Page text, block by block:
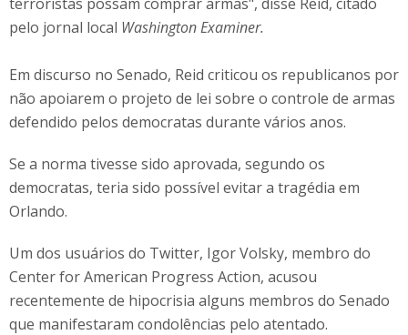
pelo jornal local Washington Examiner.
Em discurso no Senado, Reid criticou os republicanos por
não apoiarem o projeto de lei sobre o controle de armas
defendido pelos democratas durante vários anos.
Se a norma tivesse sido aprovada, segundo os
democratas, teria sido possível evitar a tragédia em
Orlando.
Um dos usuários do Twitter, Igor Volsky, membro do
Center for American Progress Action, acusou
recentemente de hipocrisia alguns membros do Senado
que manifestaram condolências pelo atentado.